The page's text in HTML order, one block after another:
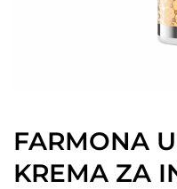
FARMONA
KREMA ZA